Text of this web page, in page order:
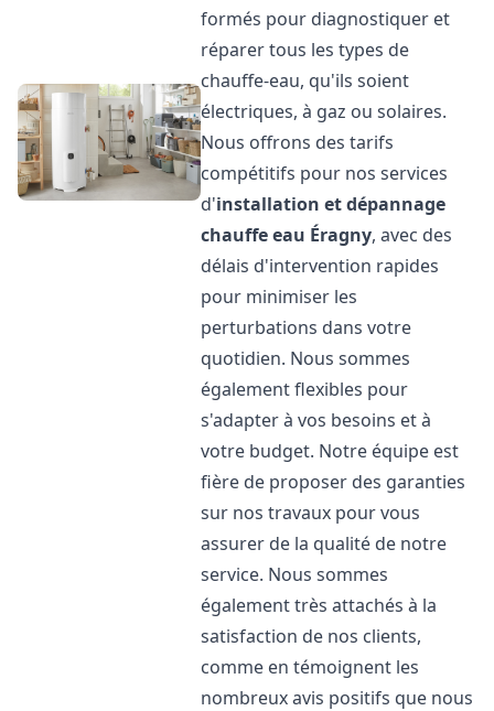
formés pour diagnostiquer et
réparer tous les types de
chauffe-eau, qu'ils soient
électriques, à gaz ou solaires.
Nous offrons des tarifs
compétitifs pour nos services
d'installation et dépannage
chauffe eau Éragny, avec des
délais d'intervention rapides
pour minimiser les
perturbations dans votre
quotidien. Nous sommes
également flexibles pour
s'adapter à vos besoins et à
votre budget. Notre équipe est
fière de proposer des garanties
sur nos travaux pour vous
assurer de la qualité de notre
service. Nous sommes
également très attachés à la
satisfaction de nos clients,
comme en témoignent les
nombreux avis positifs que nous